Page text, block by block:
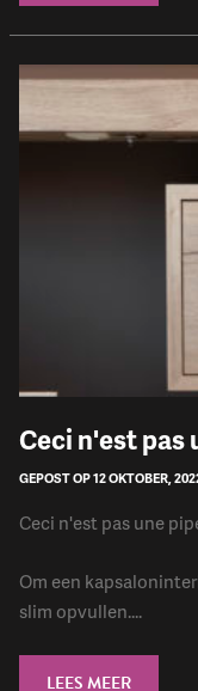
Ceci n'est pas
GEPOST OP 12 OKTOBER,
Ceci n'est pas une
Om een
slim opvullen....
LEES MEER